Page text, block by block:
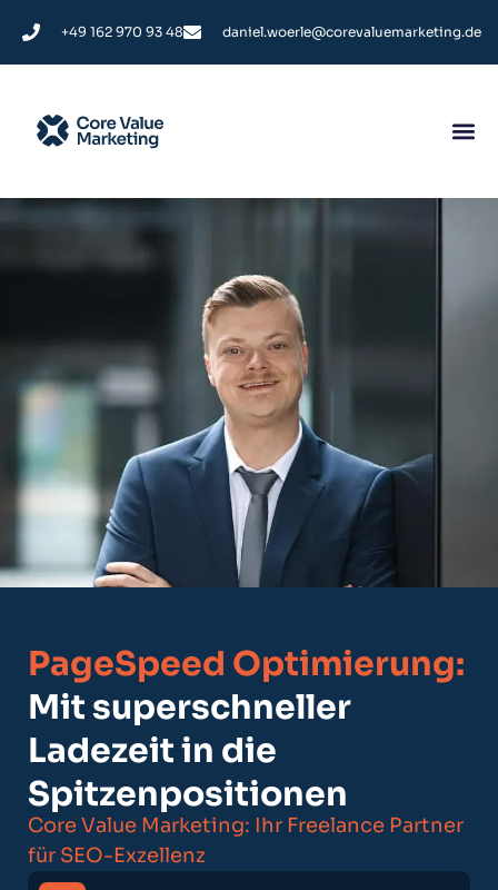
+49 162 970 93 48 daniel.woerle@corevaluemarketing.de
PageSpeed Optimierung:
Mit superschneller
Ladezeit in die
Spitzenpositionen
Core Value Marketing: Ihr Freelance Partner
für SEO-Exzellenz